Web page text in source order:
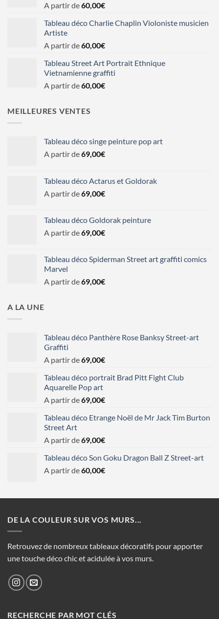
A partir de60,00€
Tableau déco Charlie Chaplin Violoniste musicien
Artiste
A partir de60,00€
Tableau Street Art Portrait Ethnique
Vietnamienne graffiti
A partir de60,00€
MEILLEURES VENTES
Tableau déco singe peinture pop art
A partir de69,00€
Tableau déco Actarus et Goldorak
A partir de69,00€
Tableau déco Goldorak peinture
A partir de69,00€
Tableau déco Spiderman Street art graffiti comics
Marvel
A partir de69,00€
A LA UNE
Tableau déco Panthère Rose Banksy Street-art
Graffiti
A partir de69,00€
Tableau déco portrait Brad Pitt Fight Club
Aquarelle Pop art
A partir de69,00€
Tableau déco Etrange Noël de Mr Jack Tim Burton
Street Art
A partir de69,00€
Tableau déco Son Goku Dragon Ball Z Street-art
A partir de60,00€
DE LA COULEUR SUR VOS MURS...
Retrouvez de nombreux tableaux décoratifs pour apporter
une touche déco chic et acidulée à vos murs.
RECHERCHE PAR MOT CLÉS